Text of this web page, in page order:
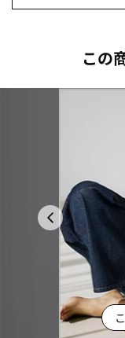
この